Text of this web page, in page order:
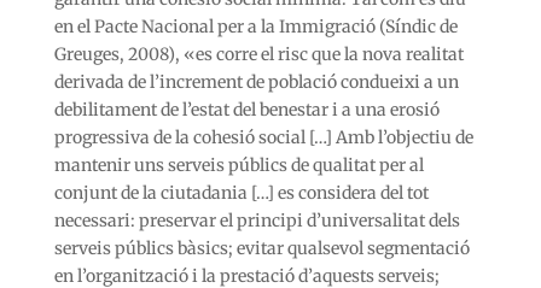
en el Pacte Nacional per a la Immigració (Síndic de
Greuges, 2008), «es corre el risc que la nova realitat
derivada de l’increment de població condueixi a un
debilitament de l’estat del benestar i a una erosió
progressiva de la cohesió social […] Amb l’objectiu de
mantenir uns serveis públics de qualitat per al
conjunt de la ciutadania […] es considera del tot
necessari: preservar el principi d’universalitat dels
serveis públics bàsics; evitar qualsevol segmentació
en l’organització i la prestació d’aquests serveis;